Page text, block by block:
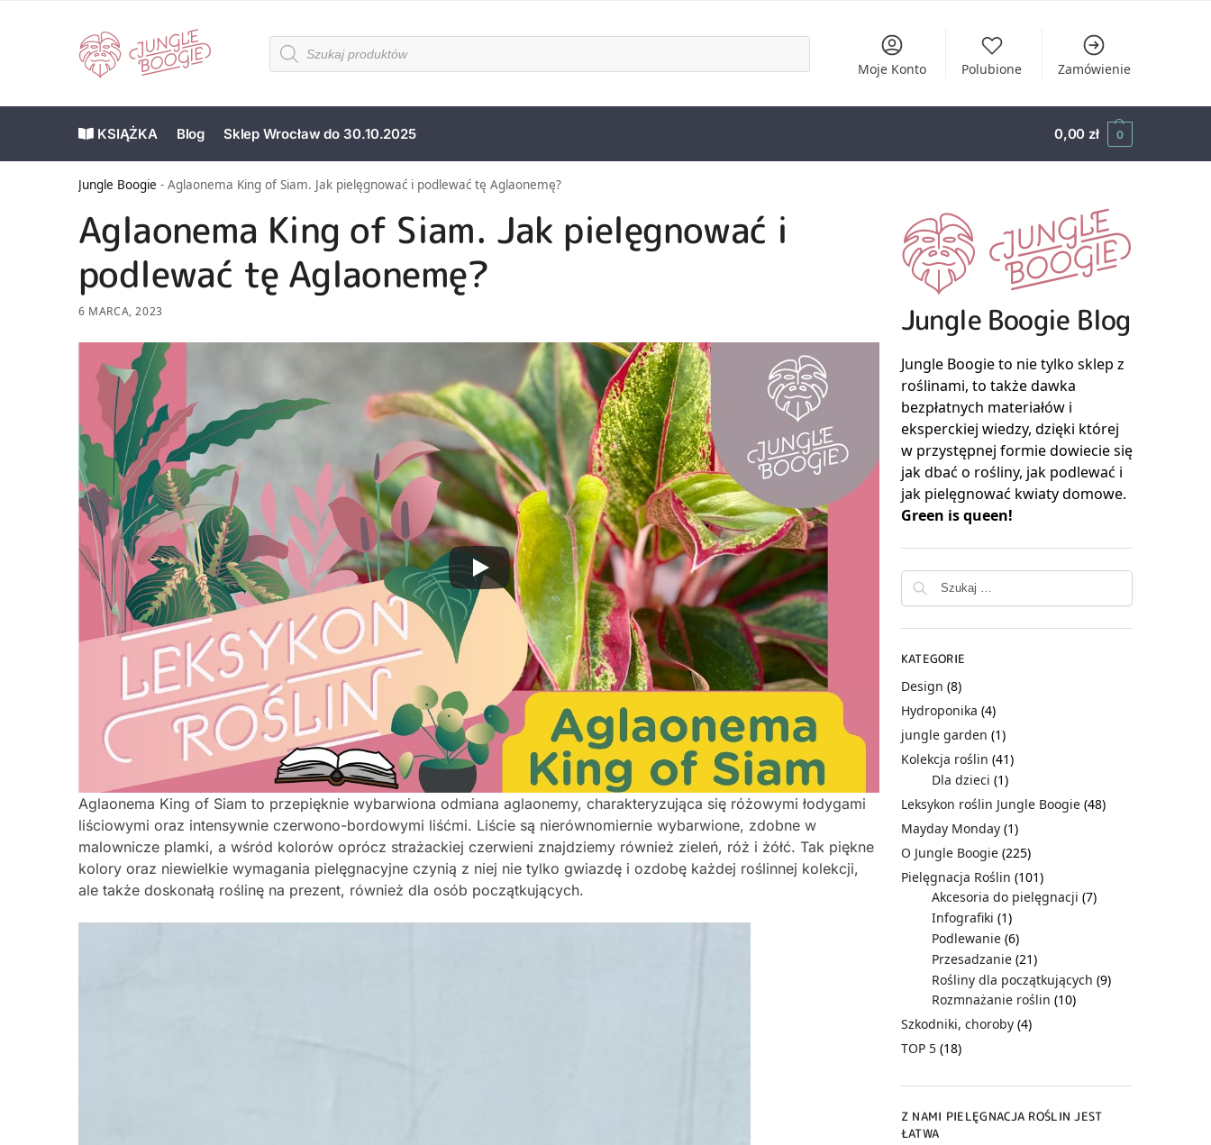
Moje Konto Polubione Zamówienie
KSIĄŻKA Blog Sklep Wrocław do 30.10.2025 0,00 zł 0
Jungle Boogie - Aglaonema King of Siam. Jak pielęgnować i podlewać tę Aglaonemę?
Aglaonema King of Siam. Jak pielęgnować i
podlewać tę Aglaonemę?
6 MARCA, 2023
Aglaonema King of Siam to przepięknie wybarwiona odmiana aglaonemy, charakteryzująca się różowymi łodygami
liściowymi oraz intensywnie czerwono-bordowymi liśćmi. Liście są nierównomiernie wybarwione, zdobne w
malownicze plamki, a wśród kolorów oprócz strażackiej czerwieni znajdziemy również zieleń, róż i żółć. Tak piękne
kolory oraz niewielkie wymagania pielęgnacyjne czynią z niej nie tylko gwiazdę i ozdobę każdej roślinnej kolekcji,
ale także doskonałą roślinę na prezent, również dla osób początkujących.
Jungle Boogie Blog
Jungle Boogie to nie tylko sklep z
roślinami, to także dawka
bezpłatnych materiałów i
eksperckiej wiedzy, dzięki której
w przystępnej formie dowiecie się
jak dbać o rośliny, jak podlewać i
jak pielęgnować kwiaty domowe.
Green is queen!
KATEGORIE
Design (8)
Hydroponika (4)
jungle garden (1)
Kolekcja roślin (41)
Dla dzieci (1)
Leksykon roślin Jungle Boogie(48)
Mayday Monday(1)
O Jungle Boogie(225)
Pielęgnacja Roślin (101)
Akcesoria do pielęgnacji (7)
Infografiki (1)
Podlewanie(6)
Przesadzanie(21)
Rośliny dla początkujących (9)
Rozmnażanie roślin (10)
Szkodniki, choroby(4)
TOP 5(18)
Z NAMI PIELĘGNACJA ROŚLIN JEST
ŁATWA